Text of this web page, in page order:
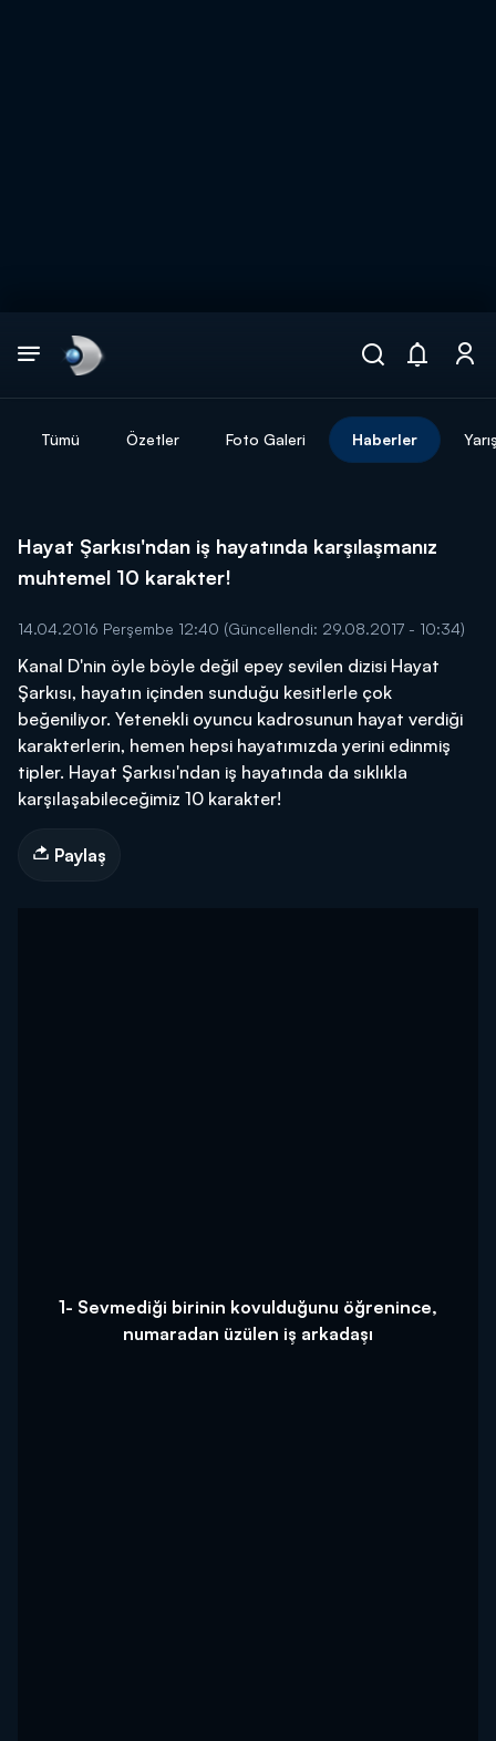
Tümü Özetler Foto Galeri Haberler
Hayat Şarkısı'ndan iş hayatında karşılaşmanız
muhtemel 10 karakter!
14.04.2016 Perşembe 12:40 (Güncellendi: 29.08.2017 - 10:34)
Kanal D'nin öyle böyle değil epey sevilen dizisi Hayat
Şarkısı, hayatın içinden sunduğu kesitlerle çok
beğeniliyor. Yetenekli oyuncu kadrosunun hayat verdiği
karakterlerin, hemen hepsi hayatımızda yerini edinmiş
tipler. Hayat Şarkısı'ndan iş hayatında da sıklıkla
karşılaşabileceğimiz 10 karakter!
Paylaş
1- Sevmediği birinin kovulduğunu öğrenince,
numaradan üzülen iş arkadaşı